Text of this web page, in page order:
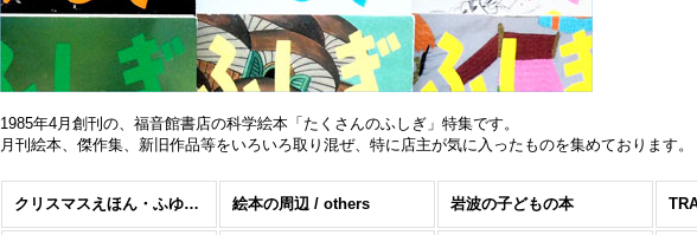
1985年4月創刊の、福音館書店の科学絵本「たくさんのふしぎ」特集です。
月刊絵本、傑作集、新旧作品等をいろいろ取り混ぜ、特に店主が気に入ったものを集めております。
クリスマスえほん・ふゆのおはなし 絵本の周辺 / others 岩波の子どもの本